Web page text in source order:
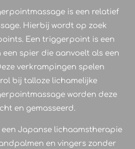
is een relatief
Hierbij wordt op zoek
Een triggerpoint is een
spier die aanvoelt als een
verkrampingen spelen
bij talloze lichamelijke
worden deze
en gemasseerd.
een Japanse lichaamstherapie
en vingers zonder